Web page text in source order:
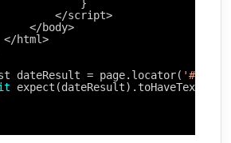
}
</script>
</body>
</html>
dateResult = page.locator(
expect(dateResult).toHaveText(